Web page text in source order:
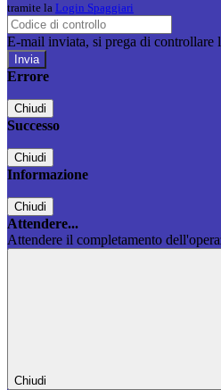
tramite la Login Spaggiari
E-mail inviata, si prega di controllare
Errore
Chiudi
Successo
Chiudi
Informazione
Chiudi
Attendere...
Attendere il completamento
Chiudi